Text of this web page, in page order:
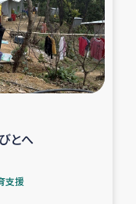
とへ
支援